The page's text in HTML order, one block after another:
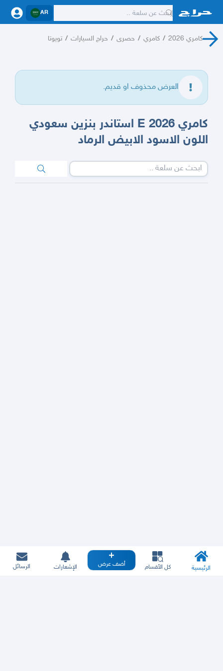
AR
كامري 2026 / كامري / حصرى / حراج السيارات / تويوتا
العرض محذوف او قديم.
كامري 2026 E استاندر بنزين سعودي
اللون الاسود الابيض الرماد
الرئيسية كل الأقسام أضف عرض الإشعارات الرسائل